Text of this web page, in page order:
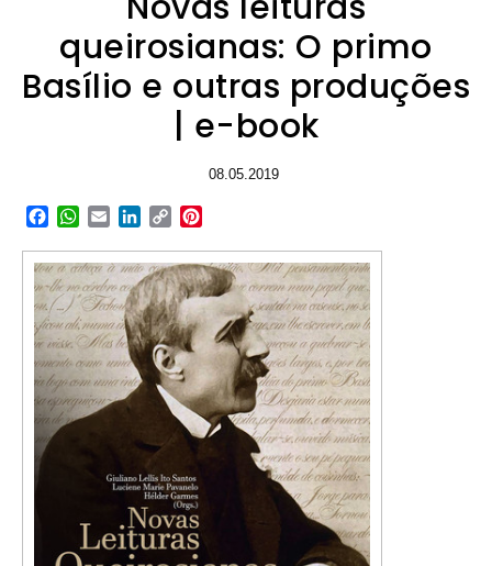
queirosianas: O primo
Basílio e outras produções
| e-book
08.05.2019
Facebook
WhatsApp
EmailLinkedIn
Copy